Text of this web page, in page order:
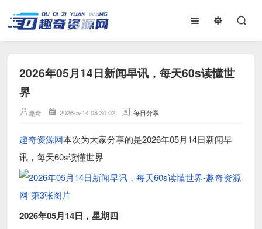
2026年05月14日新闻早讯，每天60s读懂世
界
趣奇 2026-5-14 08:30:02 每日分享
趣奇资源网本次为大家分享的是2026年05月14日新闻早
讯，每天60s读懂世界
2026年05月14日，星期四